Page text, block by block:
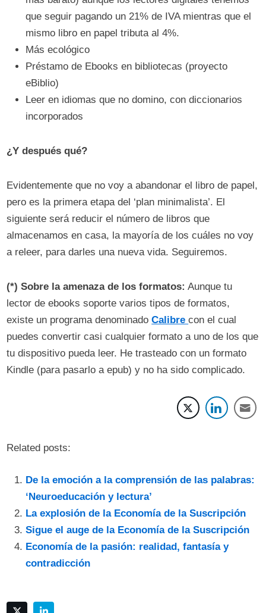
que seguir pagando un 21% de IVA mientras que el
mismo libro en papel tributa al 4%.
Más ecológico
Préstamo de Ebooks en bibliotecas (proyecto
eBiblio)
Leer en idiomas que no domino, con diccionarios
incorporados
¿Y después qué?
Evidentemente que no voy a abandonar el libro de papel,
pero es la primera etapa del ‘plan minimalista’. El
siguiente será reducir el número de libros que
almacenamos en casa, la mayoría de los cuáles no voy
a releer, para darles una nueva vida. Seguiremos.
(*) Sobre la amenaza de los formatos: Aunque tu
lector de ebooks soporte varios tipos de formatos,
existe un programa denominadoCalibrecon el cual
puedes convertir casi cualquier formato a uno de los que
tu dispositivo pueda leer. He trasteado con un formato
Kindle (para pasarlo a epub) y no ha sido complicado.
Related posts:
De la emoción a la comprensión de las palabras:
‘Neuroeducación y lectura’
La explosión de la Economía de la Suscripción
Sigue el auge de la Economía de la Suscripción
Economía de la pasión: realidad, fantasía y
contradicción